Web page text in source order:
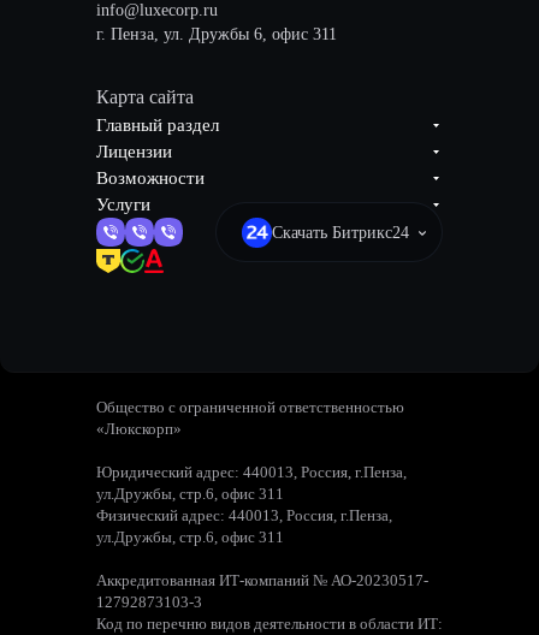
info@luxecorp.ru
г. Пенза, ул. Дружбы 6, офис 311
Карта сайта
Главный раздел
Лицензии
Возможности
Услуги
Скачать Битрикс24
Общество с ограниченной ответственностью
«Люкскорп»
Юридический адрес: 440013, Россия, г.Пенза,
ул.Дружбы, стр.6, офис 311
Физический адрес: 440013, Россия, г.Пенза,
ул.Дружбы, стр.6, офис 311
Аккредитованная ИТ-компаний № АО-20230517-
12792873103-3
Код по перечню видов деятельности в области ИТ: